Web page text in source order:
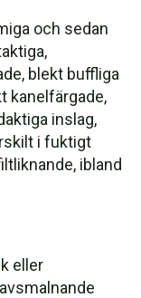
och sedan
blekt buffliga
kanelfärgade,
inslag,
i fuktigt
ibland
eller